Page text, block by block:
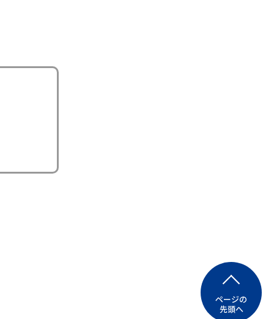
ページの
先頭へ